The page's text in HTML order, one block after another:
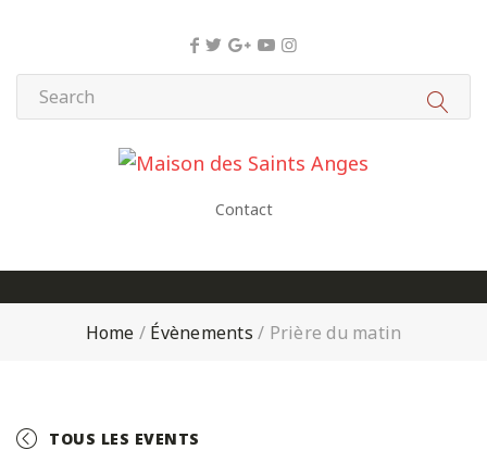
Contact
Home / Évènements / Prière du matin
TOUS LES EVENTS